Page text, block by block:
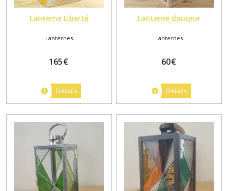
Lanterne Liberté
Lanternes
165€
Détails
Lanterne douceur
Lanternes
60€
Détails